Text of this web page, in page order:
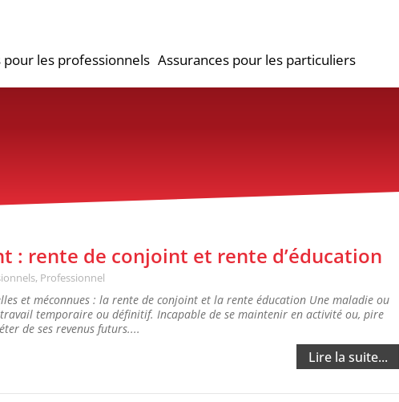
pour les professionnels Assurances pour les particuliers
: rente de conjoint et rente d’éducation
, Professionnel
et méconnues : la rente de conjoint et la rente éducation Une maladie ou
temporaire ou définitif. Incapable de se maintenir en activité ou, pire
de ses revenus futurs....
Lire la suite...